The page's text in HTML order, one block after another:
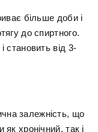
більше доби і
до спиртного.
становить від 3-
залежність, що
хронічний, так і